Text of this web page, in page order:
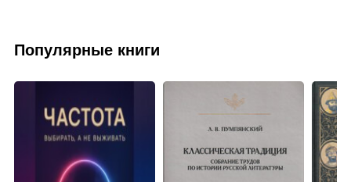
Популярные книги